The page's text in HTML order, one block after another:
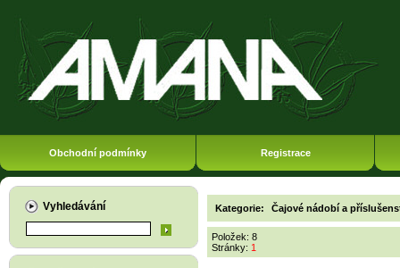
Obchodní podmínky Registrace
Vyhledávání Kategorie: Čajové nádobí a
Položek: 8
Stránky: 1